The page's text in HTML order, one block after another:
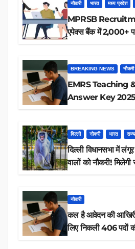
नौकरी भारत मध्य प्रदेश
MPRSB
एपेक्स बैंक में 2,000+
BREAKING NEWS नौकरी
EMRS Teaching
Answer Key 2025
दिल्ली नौकरी भारत राज्य
दिल्ली विधानसभा में
वालों को नौकरी!
नौकरी
कल है आवेदन की
लिए निकली 406 पदों